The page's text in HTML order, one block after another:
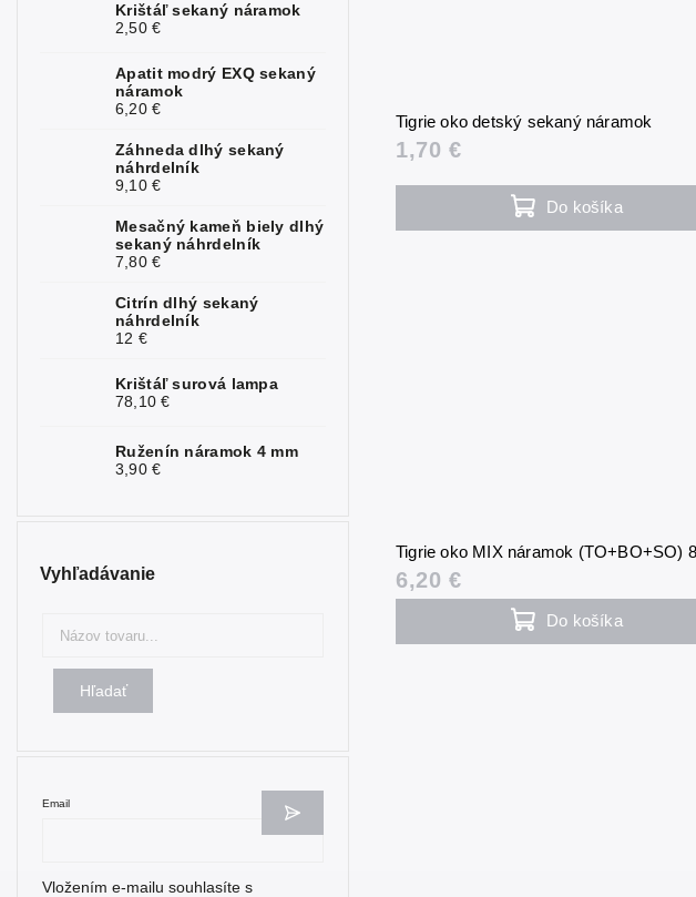
0
Lapis lazuli
0
1
0
0
0
Opalit
Perleť
Krištáľ sekaný náramok
2,50 €
Apatit modrý EXQ sekaný
náramok
6,20 €
Záhneda dlhý sekaný
náhrdelník
9,10 €
Mesačný kameň biely dlhý
sekaný náhrdelník
7,80 €
Citrín dlhý sekaný
náhrdelník
12 €
Krištáľ surová lampa
78,10 €
Ruženín náramok 4 mm
3,90 €
Vyhľadávanie
Hľadať
Email
Vložením e-mailu souhlasíte s
Tigrie oko detský sekaný náramok
1,70 €
Do košíka
Tigrie oko MIX náramok (TO+BO+SO)
6,20 €
Do košíka